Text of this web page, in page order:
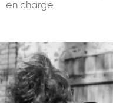
en charge.